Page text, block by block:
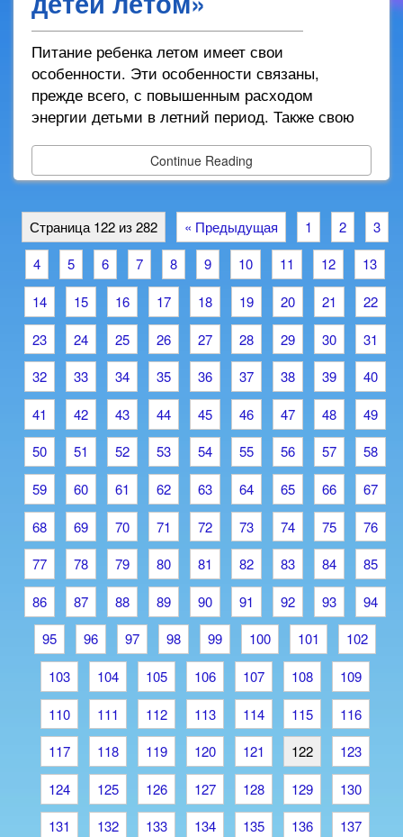
Питание ребенка летом имеет свои
особенности. Эти особенности связаны,
прежде всего, с повышенным расходом
энергии детьми в летний период. Также свою
Continue Reading
Страница 122 из 282 « Предыдущая 1 2
3
4
5 6 7 8 9 10 11 12
13
14
15 16 17 18 19 20 21
22
23
24 25 26 27 28 29 30
31
32
33 34 35 36 37 38 39
40
41
42 43 44 45 46 47 48
49
50
51 52 53 54 55 56 57
58
59
60 61 62 63 64 65 66
67
68
69 70 71 72 73 74 75
76
77
78 79 80 81 82 83 84
85
86
87 88 89 90 91 92 93
94
95
96 97 98 99 100 101
102
103
104 105 106 107 108
109
110
111 112 113 114 115
116
117
118 119 120 121 122
123
124
125 126 127 128 129
130
131
132 133 134 135 136
137